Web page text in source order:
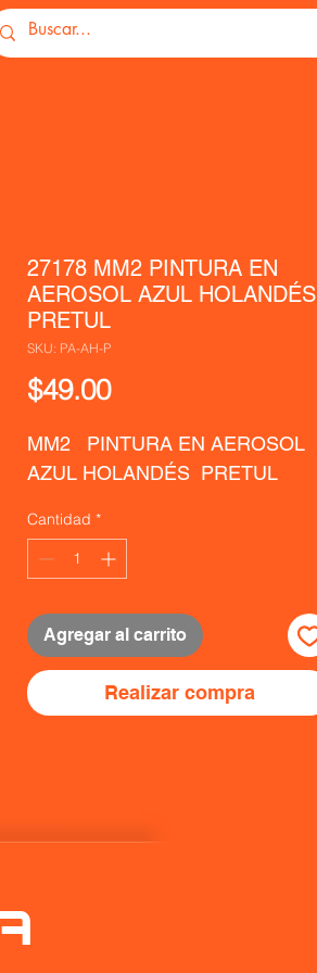
27178 MM2 PINTURA EN
AEROSOL AZUL HOLANDÉS
PRETUL
SKU: PA-AH-P
$49.00Precio
MM2   PINTURA EN AEROSOL
AZUL HOLANDÉS  PRETUL
Cantidad *
Agregar al carrito
Realizar compra